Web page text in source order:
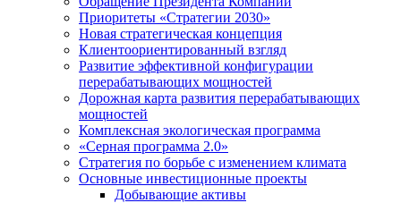
Приоритеты «Стратегии 2030»
Новая стратегическая концепция
Клиентоориентированный взгляд
Развитие эффективной конфигурации
перерабатывающих мощностей
Дорожная карта развития перерабатывающих
мощностей
Комплексная экологическая программа
«Серная программа 2.0»
Стратегия по борьбе с изменением климата
Основные инвестиционные проекты
Добывающие активы